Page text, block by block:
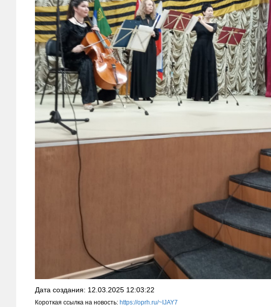
Дата создания: 12.03.2025 12:03:22
Короткая ссылка на новость: https://oprh.ru/~IJAY7